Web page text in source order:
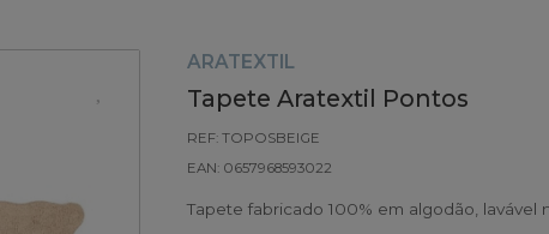
ARATEXTIL
Tapete Aratextil Pontos
REF: TOPOSBEIGE
EAN: 0657968593022
Tapete fabricado 100% em algodão, lavável